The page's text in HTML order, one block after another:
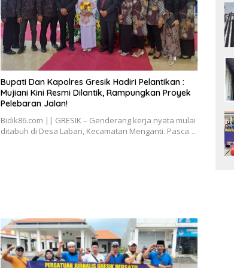
​Bupati Dan Kapolres Gresik Hadiri Pelantikan :
Mujiani Kini Resmi Dilantik, Rampungkan Proyek
Pelebaran Jalan!
Bidik86.com || GRESIK – Genderang kerja nyata mulai
ditabuh di Desa Laban, Kecamatan Menganti. Pasca…